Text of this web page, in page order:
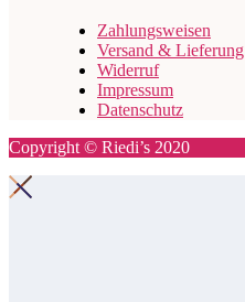
Zahlungsweisen
Versand & Lieferung
Widerruf
Impressum
Datenschutz
Copyright © Riedi’s 2020